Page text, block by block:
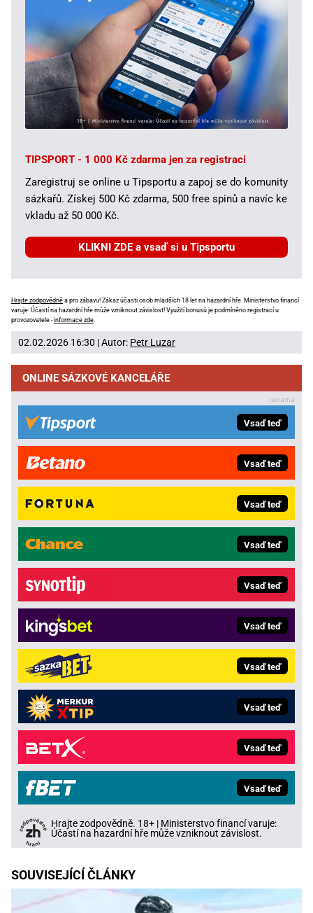
TIPSPORT - 1 000 Kč zdarma jen za registraci
Zaregistruj se online u Tipsportu a zapoj se do komunity
sázkařů. Získej 500 Kč zdarma, 500 free spinů a navíc ke
vkladu až 50 000 Kč.
KLIKNI ZDE a vsaď si u Tipsportu
Hrajte zodpovědně a pro zábavu! Zákaz účasti osob mladších 18 let na hazardní hře. Ministerstvo financí
varuje: Účastí na hazardní hře může vzniknout závislost! Využití bonusů je podmíněno registrací u
provozovatele -informace zde.
02.02.2026 16:30 | Autor: Petr Luzar
ONLINE SÁZKOVÉ KANCELÁŘE
Vsaď teď
Vsaď teď
Vsaď teď
Vsaď teď
Vsaď teď
Vsaď teď
Vsaď teď
Vsaď teď
Vsaď teď
Vsaď teď
Hrajte zodpovědně. 18+ | Ministerstvo financí varuje:
Účastí na hazardní hře může vzniknout závislost.
SOUVISEJÍCÍ ČLÁNKY